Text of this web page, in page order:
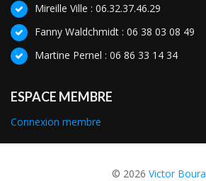
Mireille Ville : 06.32.37.46.29
Fanny Waldchmidt : 06 38 03 08 49
Martine Pernel : 06 86 33 14 34
ESPACE MEMBRE
Connexion membre
© 2026 Victor Boura